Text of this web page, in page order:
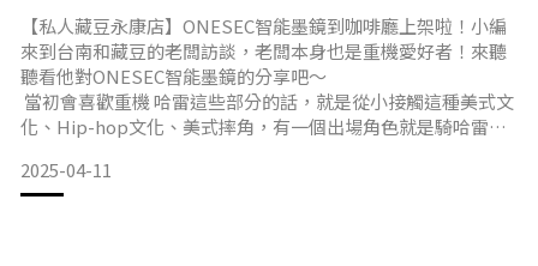
【私人藏豆永康店】ONESEC智能墨鏡到咖啡廳上架啦！小編
來到台南和藏豆的老闆訪談，老闆本身也是重機愛好者！來聽
聽看他對ONESEC智能墨鏡的分享吧～
當初會喜歡重機 哈雷這些部分的話，就是從小接觸這種美式文
化、Hip-hop文化、美式摔角，有一個出場角色就是騎哈雷出
哈雷！
當初會想結合咖啡及重機部品的原因是這些都是我喜歡的部
2025-04-11